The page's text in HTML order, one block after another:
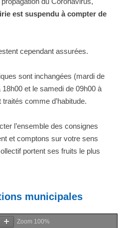
est suspendu à compter de
cependant assurées.
sont inchangées (mardi de
et le samedi de 09h00 à
comme d’habitude.
l’ensemble des consignes
et comptons sur votre sens
portent ses fruits le plus
municipales
Zoom 100%